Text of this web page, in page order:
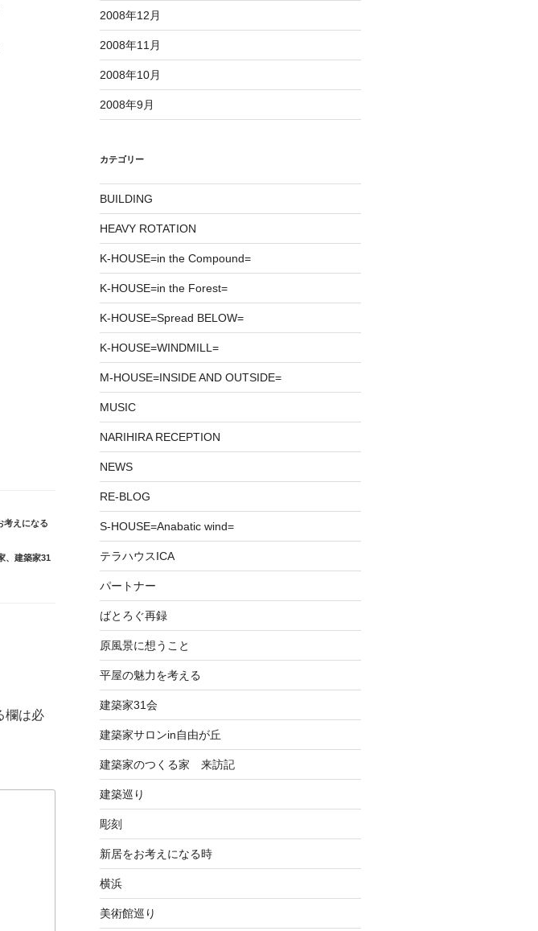
考えになる
、 建築家31
欄は必
2008年12月
2008年11月
2008年10月
2008年9月
カテゴリー
BUILDING
HEAVY ROTATION
K-HOUSE=in the Compound=
K-HOUSE=in the Forest=
K-HOUSE=Spread BELOW=
K-HOUSE=WINDMILL=
M-HOUSE=INSIDE AND OUTSIDE=
MUSIC
NARIHIRA RECEPTION
NEWS
RE-BLOG
S-HOUSE=Anabatic wind=
テラハウスICA
パートナー
ばとろぐ再録
原風景に想うこと
平屋の魅力を考える
建築家31会
建築家サロンin自由が丘
建築家のつくる家 来訪記
建築巡り
彫刻
新居をお考えになる時
横浜
美術館巡り